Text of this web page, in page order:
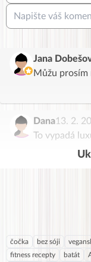
Jana
Můžu
Dana13. 2.
To vypadá
čočka bez sóji
fitness recepty
batát